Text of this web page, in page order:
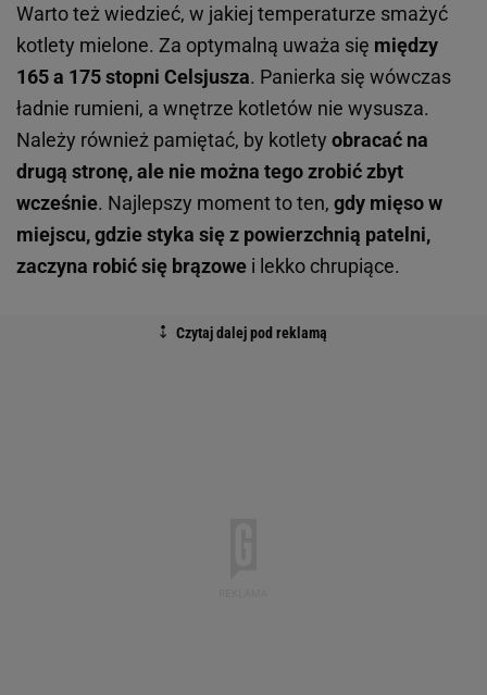
Warto też wiedzieć, w jakiej temperaturze smażyć
kotlety mielone. Za optymalną uważa się między
165 a 175 stopni Celsjusza. Panierka się wówczas
ładnie rumieni, a wnętrze kotletów nie wysusza.
Należy również pamiętać, by kotlety obracać na
drugą stronę, ale nie można tego zrobić zbyt
wcześnie. Najlepszy moment to ten, gdy mięso w
miejscu, gdzie styka się z powierzchnią patelni,
zaczyna robić się brązowe i lekko chrupiące.